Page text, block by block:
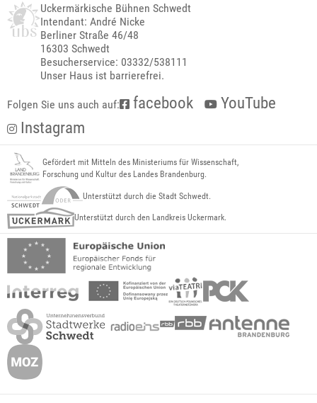
Uckermärkische Bühnen Schwedt
Intendant: André Nicke
Berliner Straße 46/48
16303 Schwedt
Besucherservice: 03332/538111
Unser Haus ist barrierefrei.
Folgen Sie uns auch auf: facebook
YouTube
Instagram
Gefördert mit Mitteln des Ministeriums für Wissenschaft,
Forschung und Kultur des Landes Brandenburg.
Unterstützt durch die Stadt Schwedt.
Unterstützt durch den Landkreis Uckermark.